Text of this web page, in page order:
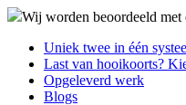
Wij worden beoordeeld met
Uniek twee in één
Last van hooikoorts?
Opgeleverd werk
Blogs